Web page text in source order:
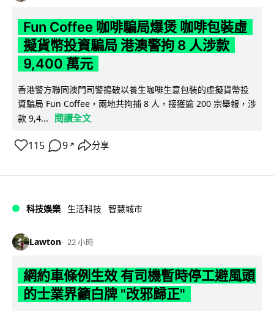
Fun Coffee 咖啡騙局爆煲 咖啡包裝虛
擬貨幣投資騙局 港澳警拘 8 人涉款
9,400 萬元
香港警方聯同澳門司警搗破以養生咖啡生意包裝的虛擬貨幣投
資騙局 Fun Coffee，兩地共拘捕 8 人，接獲逾 200 宗舉報，涉
款 9,4...
閱讀全文
115 9 ↗ 分享
科技娛樂 生活科技 智慧城市
Lawton 22 小時
網約車條例生效 有司機暫時停工避風頭
的士業界籲白牌 "改邪歸正"